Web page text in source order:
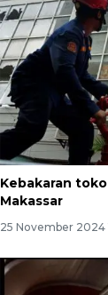
Kebakaran
Makassar
25 November 2024